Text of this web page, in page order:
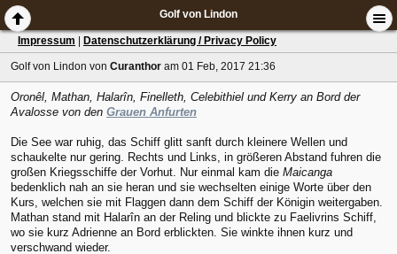
Golf von Lindon
Impressum Datenschutzerklärung / Privacy Policy
Golf von Lindon von Curanthor am 01 Feb, 2017 21:36
Oronêl, Mathan, Halarîn, Finelleth, Celebithiel und Kerry an Bord der
Avalosse von den Grauen Anfurten
Die See war ruhig, das Schiff glitt sanft durch kleinere Wellen und
schaukelte nur gering. Rechts und Links, in größeren Abstand fuhren die
großen Kriegsschiffe der Vorhut. Nur einmal kam die Maicanga
bedenklich nah an sie heran und sie wechselten einige Worte über den
Kurs, welchen sie mit Flaggen dann dem Schiff der Königin weitergaben.
Mathan stand mit Halarîn an der Reling und blickte zu Faelivrins Schiff,
wo sie kurz Adrienne an Bord erblickten. Sie winkte ihnen kurz und
verschwand wieder.